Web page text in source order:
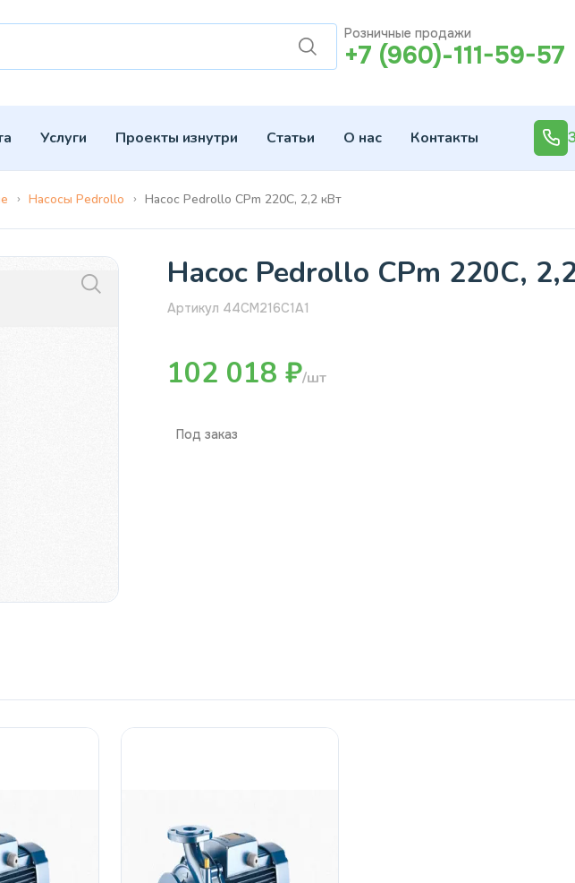
Розничные продажи
+7 (960)-111-59-57
Услуги Проекты изнутри Статьи О нас Контакты
Насосы Pedrollo Насос Pedrollo CРm 220C, 2,2 кВт
Насос Pedrollo CРm 220C,
Артикул 44CM216C1A1
102 018 ₽/шт
Под заказ